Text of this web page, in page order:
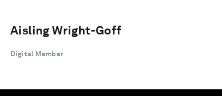
Aisling Wright-Goff
Digital Member